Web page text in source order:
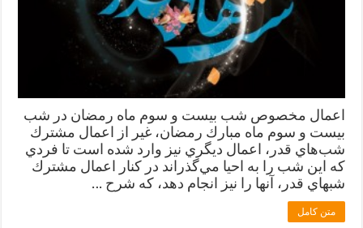
اعمال مخصوص شب بيست و سوم ماه رمضان در شب
بيست و سوم ماه مبارك رمضان، غير از اعمال مشترك
شب‌هاي قدر، اعمال ديگري نيز وارد شده است تا فردي
كه اين شب را به احيا مي‌گذراند در كنار اعمال مشترك
شبهاي قدر، آنها را نيز انجام دهد، كه شرح …
متن کامل